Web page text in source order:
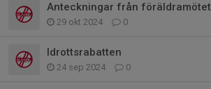
Anteckningar från föräldramötet
29 okt 2024 0
Idrottsrabatten
24 sep 2024 0